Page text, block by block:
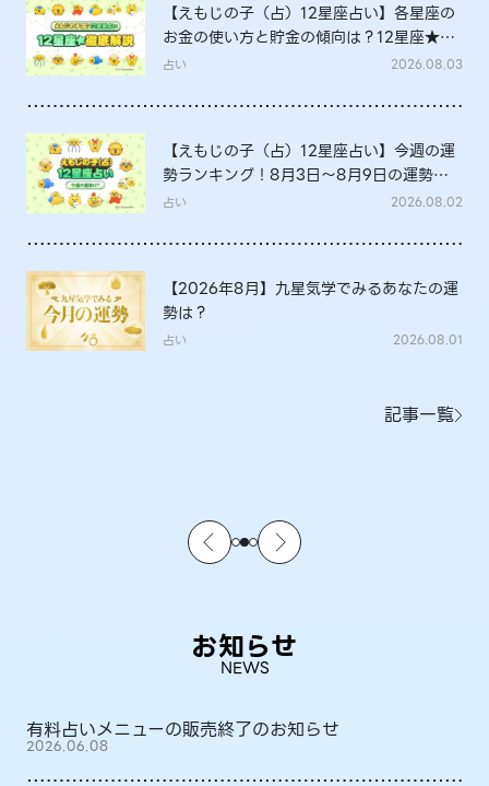
【えもじの子（占）12星座占い】各星座の
お金の使い方と貯金の傾向は？12星座★徹
底解説
占い 2026.08.03
【えもじの子（占）12星座占い】今週の運
勢ランキング！8月3日～8月9日の運勢
は？
占い 2026.08.02
【2026年8月】九星気学でみるあなたの運
勢は？
占い 2026.08.01
記事一覧
お知らせ
NEWS
有料占いメニューの販売終了のお知らせ
2026.06.08